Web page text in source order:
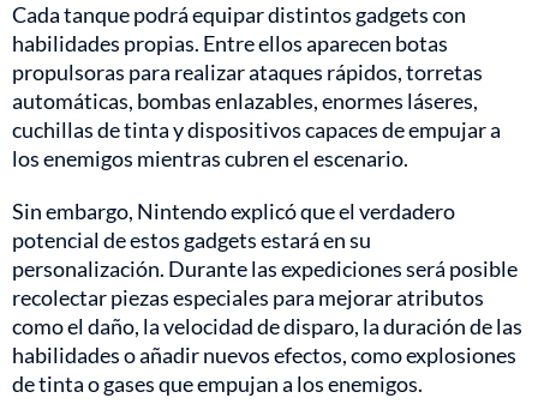
Cada tanque podrá equipar distintos gadgets con
habilidades propias. Entre ellos aparecen botas
propulsoras para realizar ataques rápidos, torretas
automáticas, bombas enlazables, enormes láseres,
cuchillas de tinta y dispositivos capaces de empujar a
los enemigos mientras cubren el escenario.
Sin embargo, Nintendo explicó que el verdadero
potencial de estos gadgets estará en su
personalización. Durante las expediciones será posible
recolectar piezas especiales para mejorar atributos
como el daño, la velocidad de disparo, la duración de las
habilidades o añadir nuevos efectos, como explosiones
de tinta o gases que empujan a los enemigos.